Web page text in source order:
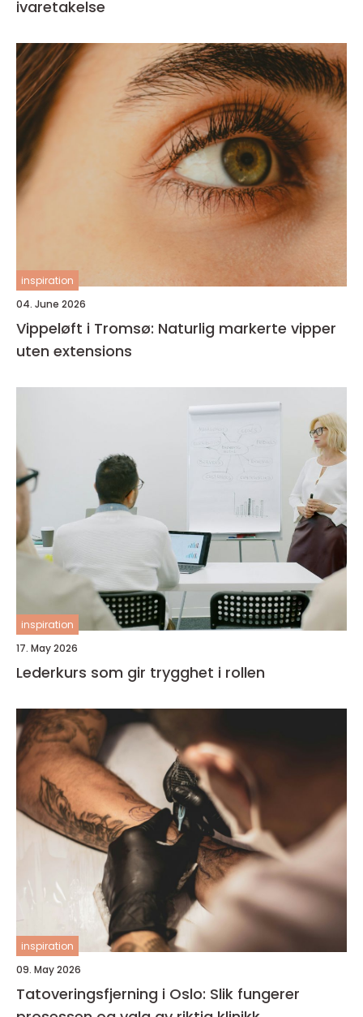
ivaretakelse
inspiration
04. June 2026
Vippeløft i Tromsø: Naturlig markerte vipper
uten extensions
inspiration
17. May 2026
Lederkurs som gir trygghet i rollen
inspiration
09. May 2026
Tatoveringsfjerning i Oslo: Slik fungerer